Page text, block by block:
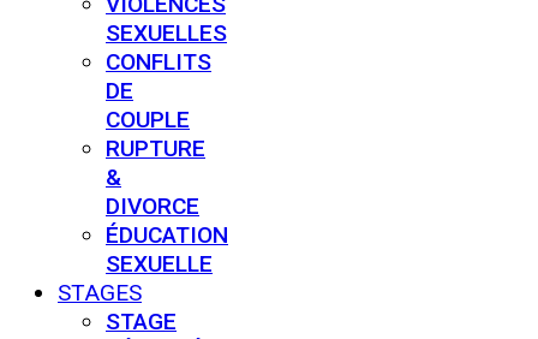
SEXUELLES
CONFLITS
DE
COUPLE
RUPTURE
&
DIVORCE
ÉDUCATION
SEXUELLE
STAGES
STAGE